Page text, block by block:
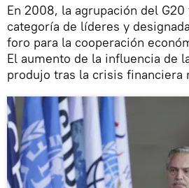
En 2008, la agrupación del G20
categoría de líderes y
foro para la cooperación
El aumento de la influencia de
produjo tras la crisis financiera